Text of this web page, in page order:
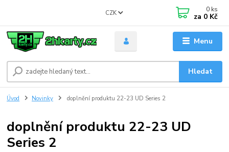
Menu
CZK
Hledat
0 ks
za 0 Kč
Úvod Novinky doplnění produktu 22-23 UD Series 2
doplnění produktu 22-23 UD
Series 2